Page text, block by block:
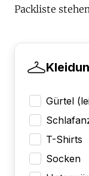
Packliste
Gürtel
T-Shirts
Socken